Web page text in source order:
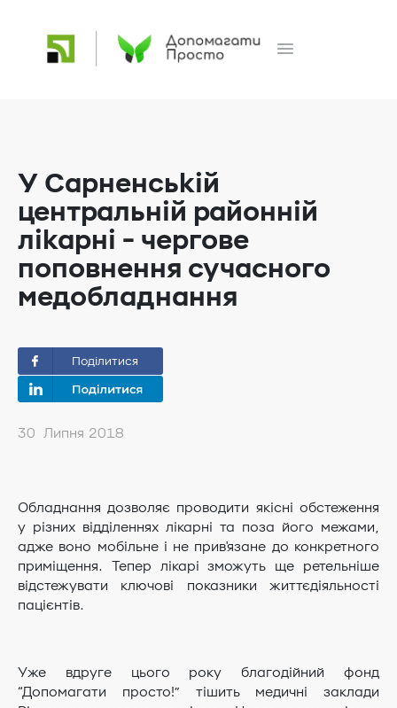
У Сарненській
центральній районній
лікарні - чергове
поповнення сучасного
медобладнання
Поділитися
30 Липня 2018
Обладнання дозволяє проводити якісні обстеження
у різних відділеннях лікарні та поза його межами,
адже воно мобільне і не прив'язане до конкретного
приміщення. Тепер лікарі зможуть ще ретельніше
відстежувати ключові показники життєдіяльності
пацієнтів.
Уже вдруге цього року благодійний фонд
“Допомагати просто!” тішить медичні заклади